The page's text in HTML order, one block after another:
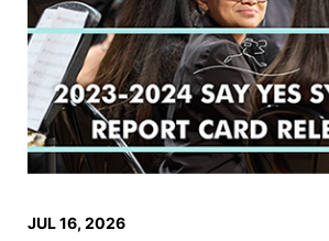
JUL 16, 2026